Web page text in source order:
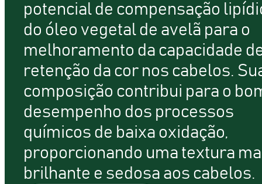
potencial de compensação
do óleo vegetal de avelã para o
melhoramento da capacidade
retenção da cor nos cabelos.
composição contribui para o
desempenho dos processos
químicos de baixa oxidação,
proporcionando uma textura
brilhante e sedosa aos cabelos.